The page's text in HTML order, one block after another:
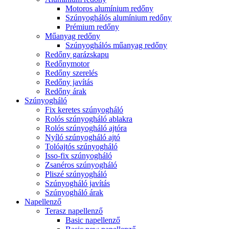
Motoros alumínium redőny
Szúnyoghálós alumínium redőny
Prémium redőny
Műanyag redőny
Szúnyoghálós műanyag redőny
Redőny garázskapu
Redőnymotor
Redőny szerelés
Redőny javítás
Redőny árak
Szúnyogháló
Fix keretes szúnyogháló
Rolós szúnyogháló ablakra
Rolós szúnyogháló ajtóra
Nyíló szúnyogháló ajtó
Tolóajtós szúnyogháló
Isso-fix szúnyogháló
Zsanéros szúnyogháló
Pliszé szúnyogháló
Szúnyogháló javítás
Szúnyogháló árak
Napellenző
Terasz napellenző
Basic napellenző